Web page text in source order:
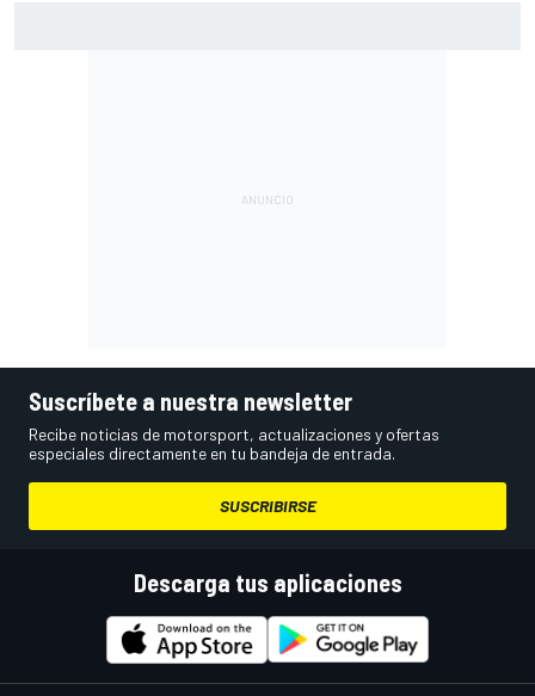
Suscríbete a nuestra newsletter
Recibe noticias de motorsport, actualizaciones y ofertas
especiales directamente en tu bandeja de entrada.
SUSCRIBIRSE
Descarga tus aplicaciones